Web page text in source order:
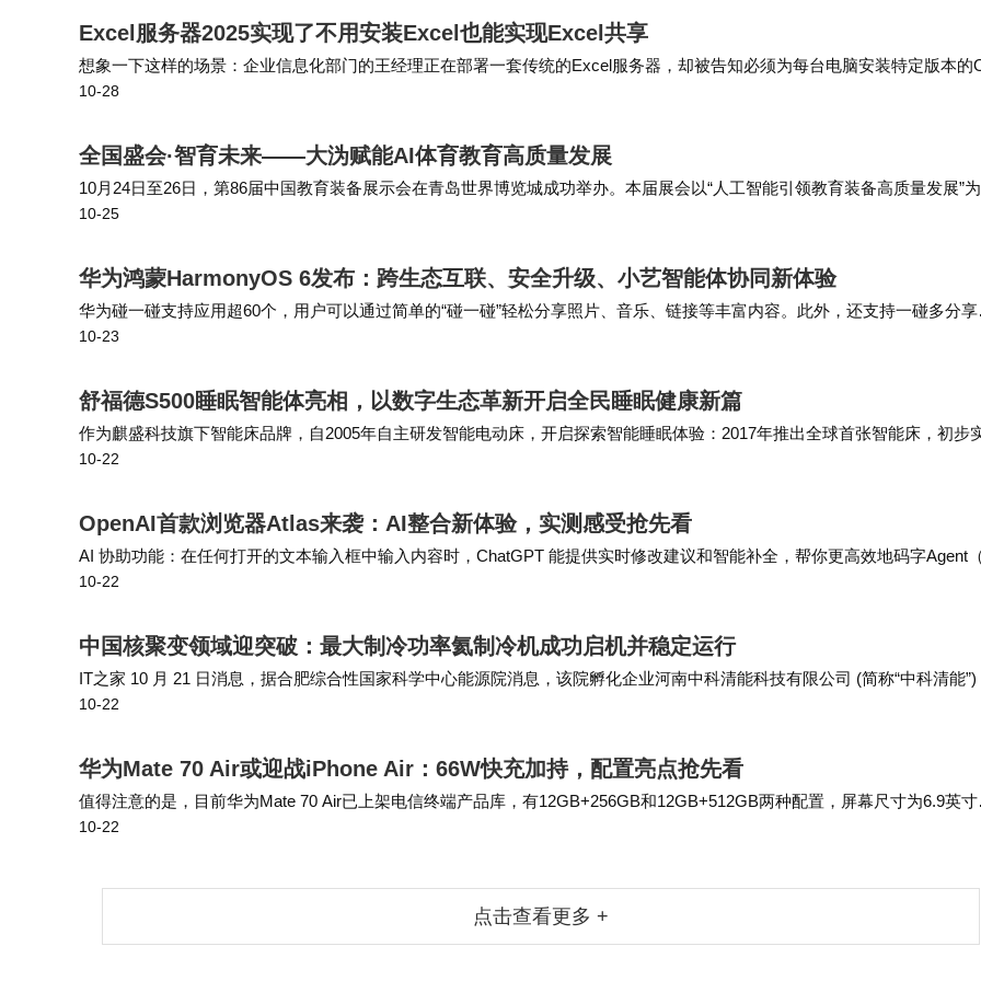
Excel服务器2025实现了不用安装Excel也能实现Excel共享
想象一下这样的场景：企业信息化部门的王经理正在部署一套传统的Excel服务器，却被告知必须为每台电脑安装特定版本的
ce软件;业务部门的小张发现，虽然名为“服务器”，但想要在手机上审批流程却无法实现;财务总监李总需要整合ERP和CRM系
10-28
全国盛会·智育未来——大沩赋能AI体育教育高质量发展
10月24日至26日，第86届中国教育装备展示会在青岛世界博览城成功举办。本届展会以“人工智能引领教育装备高质量发展”
题，由中国教育装备行业协会主办，山东省教育厅和青岛市人民政府共同承办，集中展示了全国教育装备领域的最新技术成果
10-25
华为鸿蒙HarmonyOS 6发布：跨生态互联、安全升级、小艺智能体协同新体验
华为碰一碰支持应用超60个，用户可以通过简单的“碰一碰”轻松分享照片、音乐、链接等丰富内容。此外，还支持一碰多分享
游戏组队等互动体验，以及手机与电脑屏幕的轻碰分享，实现全场景设备间实现高效协同。 鸿蒙6…
10-23
舒福德S500睡眠智能体亮相，以数字生态革新开启全民睡眠健康新篇
作为麒盛科技旗下智能床品牌，自2005年自主研发智能电动床，开启探索智能睡眠体验：2017年推出全球首张智能床，初步
睡眠数据的采集与分析；2022年作为北京冬奥会唯一智能床供应商，通过服务全球运动员，验证…
10-22
OpenAI首款浏览器Atlas来袭：AI整合新体验，实测感受抢先看
AI 协助功能：在任何打开的文本输入框中输入内容时，ChatGPT 能提供实时修改建议和智能补全，帮你更高效地码字Agent
理）模式：能让 ChatGPT 在浏览器中自主完成多步骤任务从今天开始，ma…
10-22
中国核聚变领域迎突破：最大制冷功率氦制冷机成功启机并稳定运行
IT之家 10 月 21 日消息，据合肥综合性国家科学中心能源院消息，该院孵化企业河南中科清能科技有限公司 (简称“中科清能”)
发制造的3kW@4.5K 氦制冷机近日在合肥一次启机成功，截至 2025 …
10-22
华为Mate 70 Air或迎战iPhone Air：66W快充加持，配置亮点抢先看
值得注意的是，目前华为Mate 70 Air已上架电信终端产品库，有12GB+256GB和12GB+512GB两种配置，屏幕尺寸为6.9英寸
延续了华为Mate系列的中轴对称设计，镜头模组采用“奥利奥”设计…
10-22
点击查看更多 +